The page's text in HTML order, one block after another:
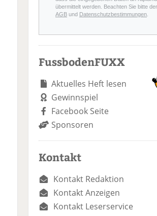
übermittelt werden. Beachten Sie bitte
AGB und Datenschutzbestimmungen.
FussbodenFUXX
Aktuelles Heft lesen
Gewinnspiel
Facebook Seite
Sponsoren
Kontakt
Kontakt Redaktion
Kontakt Anzeigen
Kontakt Leserservice